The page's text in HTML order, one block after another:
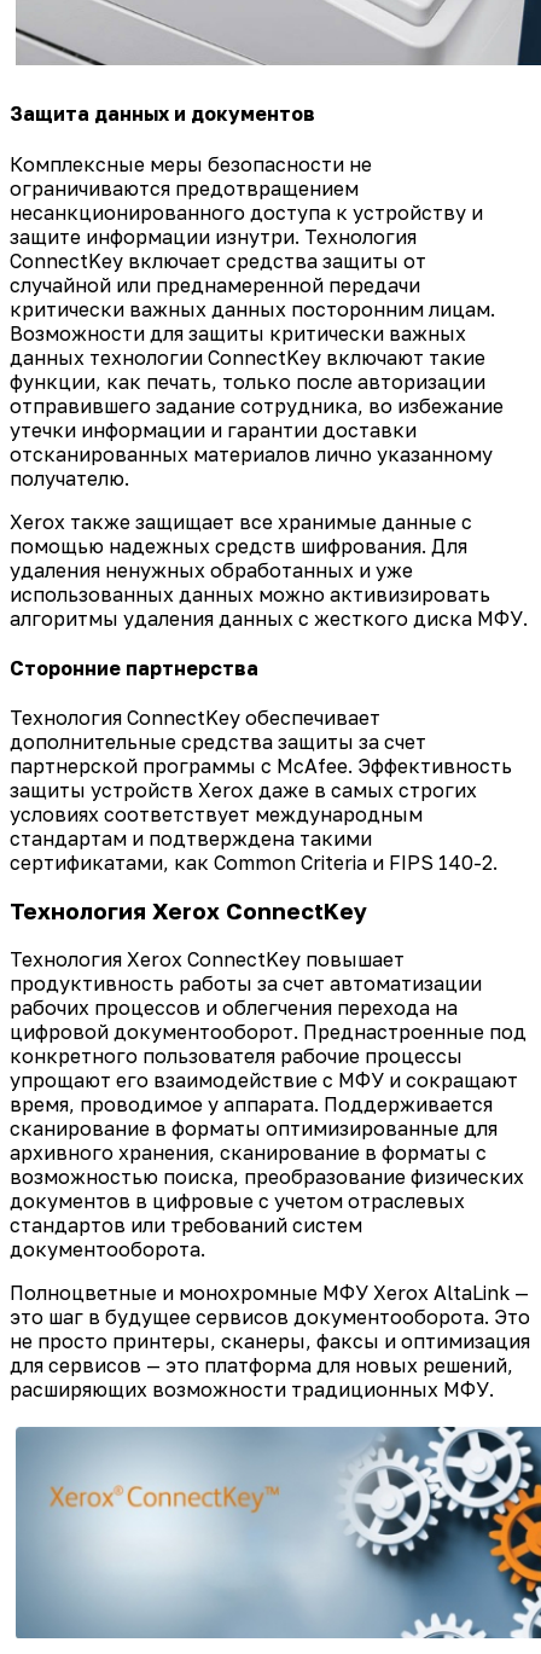
Защита данных и документов
Комплексные меры безопасности не
ограничиваются предотвращением
несанкционированного доступа к устройству и
защите информации изнутри. Технология
ConnectKey включает средства защиты от
случайной или преднамеренной передачи
критически важных данных посторонним лицам.
Возможности для защиты критически важных
данных технологии ConnectKey включают такие
функции, как печать, только после авторизации
отправившего задание сотрудника, во избежание
утечки информации и гарантии доставки
отсканированных материалов лично указанному
получателю.
Xerox также защищает все хранимые данные с
помощью надежных средств шифрования. Для
удаления ненужных обработанных и уже
использованных данных можно активизировать
алгоритмы удаления данных с жесткого диска МФУ.
Сторонние партнерства
Технология ConnectKey обеспечивает
дополнительные средства защиты за счет
партнерской программы с McAfee. Эффективность
защиты устройств Xerox даже в самых строгих
условиях соответствует международным
стандартам и подтверждена такими
сертификатами, как Common Criteria и FIPS 140-2.
Технология Xerox ConnectKey
Технология Xerox ConnectKey повышает
продуктивность работы за счет автоматизации
рабочих процессов и облегчения перехода на
цифровой документооборот. Преднастроенные под
конкретного пользователя рабочие процессы
упрощают его взаимодействие с МФУ и сокращают
время, проводимое у аппарата. Поддерживается
сканирование в форматы оптимизированные для
архивного хранения, сканирование в форматы с
возможностью поиска, преобразование физических
документов в цифровые с учетом отраслевых
стандартов или требований систем
документооборота.
Полноцветные и монохромные МФУ Xerox AltaLink —
это шаг в будущее сервисов документооборота. Это
не просто принтеры, сканеры, факсы и оптимизация
для сервисов — это платформа для новых решений,
расширяющих возможности традиционных МФУ.